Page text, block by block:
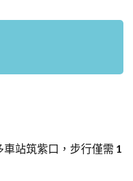
站筑紫口，步行僅需 1